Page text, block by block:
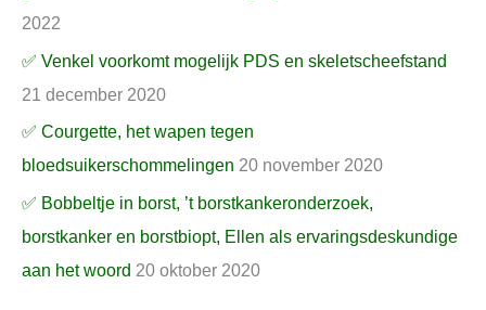
2022
✅ Venkel voorkomt mogelijk PDS en skeletscheefstand
21 december 2020
✅ Courgette, het wapen tegen
bloedsuikerschommelingen 20 november 2020
✅ Bobbeltje in borst, ’t borstkankeronderzoek,
borstkanker en borstbiopt, Ellen als ervaringsdeskundige
aan het woord 20 oktober 2020